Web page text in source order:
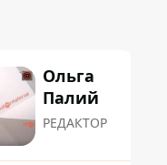
Ольга
Палий
РЕДАКТОР